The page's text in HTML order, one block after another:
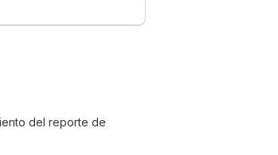
del reporte de